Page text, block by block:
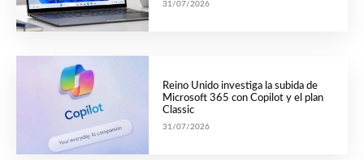
31/07/2026
Reino Unido investiga la subida de
Microsoft 365 con Copilot y el plan
Classic
31/07/2026